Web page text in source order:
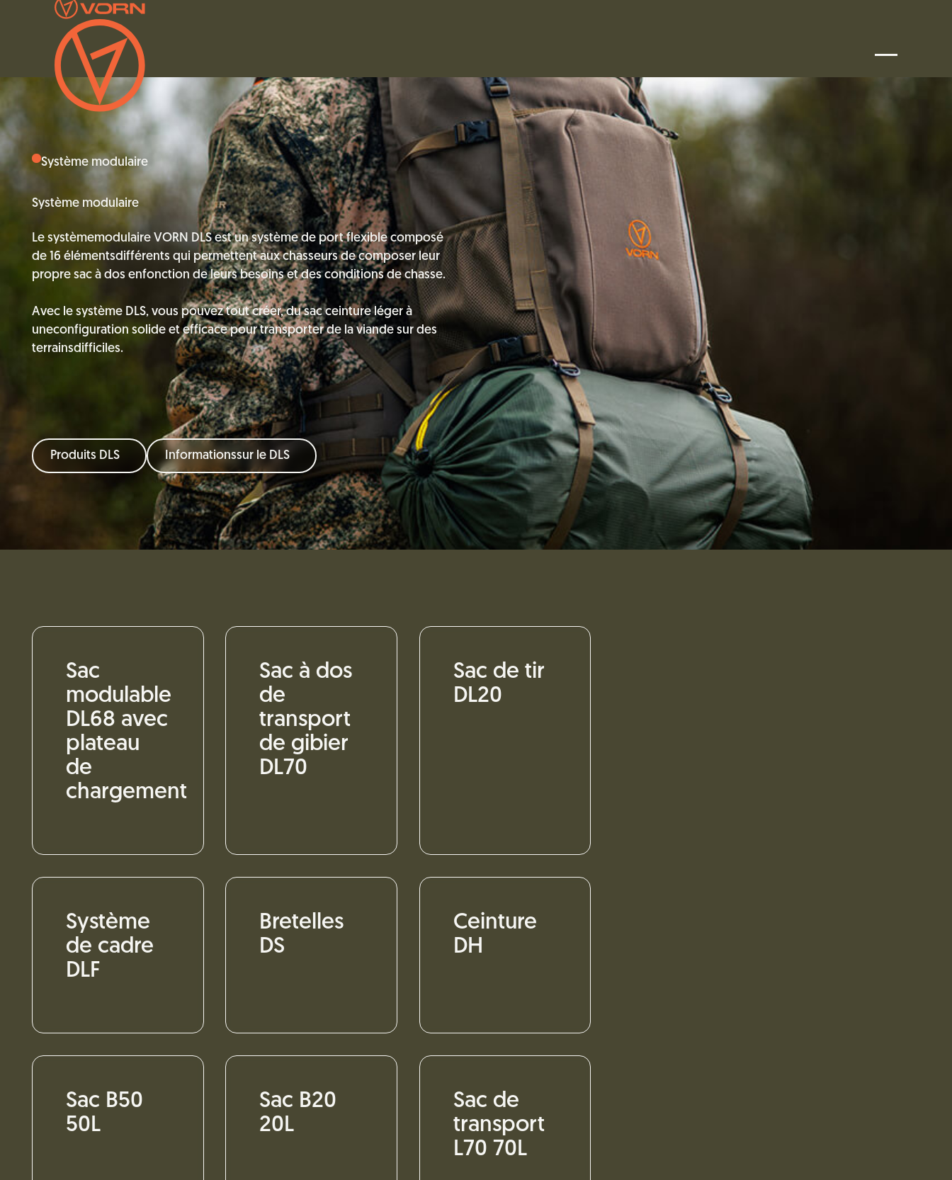
Système modulaire
Système modulaire
Le systèmemodulaire VORN DLS est un système de port flexible composé
de 16 élémentsdifférents qui permettent aux chasseurs de composer leur
propre sac à dos enfonction de leurs besoins et des conditions de chasse.
Avec le système DLS, vous pouvez tout créer, du sac ceinture léger à
uneconfiguration solide et efficace pour transporter de la viande sur des
terrainsdifficiles.
Produits DLS Informationssur le DLS
Sac
modulable
DL68 avec
plateau
de
chargement
Sac à dos
de
transport
de gibier
DL70
Sac de tir
DL20
Système
de cadre
DLF
Bretelles
DS
Ceinture
DH
Sac B50
50L
Sac B20
20L
Sac de
transport
L70 70L